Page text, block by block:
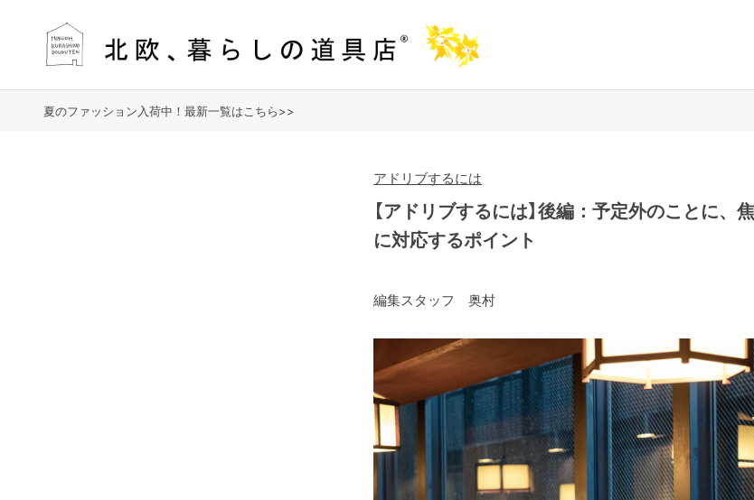
夏のファッション入荷中！最新一覧はこちら>>
アドリブするには
【アドリブするには】後編：予定外のことに、
に対応するポイント
編集スタッフ 奥村